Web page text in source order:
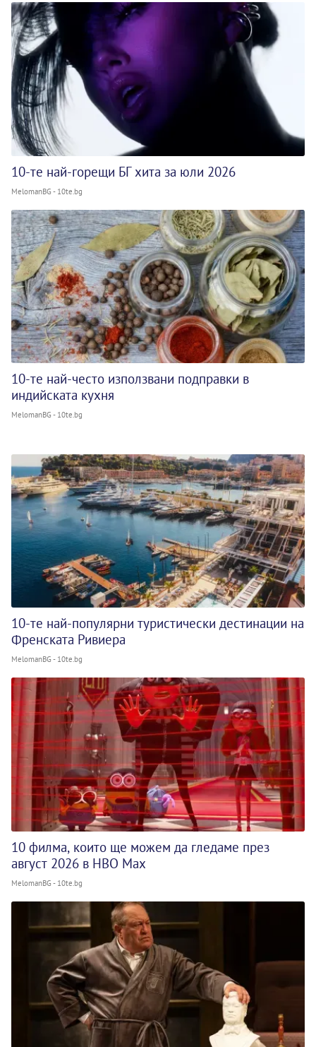
10-те най-горещи БГ хита за юли 2026
MelomanBG - 10te.bg
10-те най-често използвани подправки в
индийската кухня
MelomanBG - 10te.bg
10-те най-популярни туристически дестинации на
Френската Ривиера
MelomanBG - 10te.bg
10 филма, които ще можем да гледаме през
август 2026 в HBO Max
MelomanBG - 10te.bg